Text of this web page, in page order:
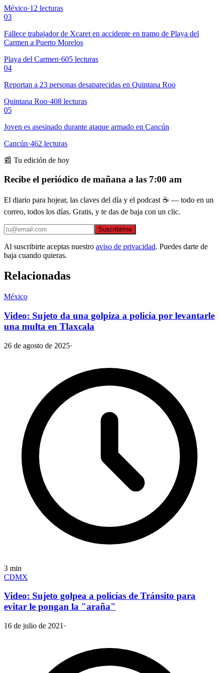
México·12 lecturas
03
Fallece trabajador de Xcaret en accidente en tramo de Playa del
Carmen a Puerto Morelos
Playa del Carmen·605 lecturas
04
Reportan a 23 personas desaparecidas en Quintana Roo
Quintana Roo·408 lecturas
05
Joven es asesinado durante ataque armado en Cancún
Cancún·462 lecturas
📰 Tu edición de hoy
Recibe el periódico de mañana a las 7:00 am
El diario para hojear, las claves del día y el podcast ☕ — todo en un
correo, todos los días. Gratis, y te das de baja con un clic.
Suscribirme
Al suscribirte aceptas nuestro aviso de privacidad. Puedes darte de
baja cuando quieras.
Relacionadas
México
Video: Sujeto da una golpiza a policía por levantarle
una multa en Tlaxcala
26 de agosto de 2025·
3 min
CDMX
Video: Sujeto golpea a policías de Tránsito para
evitar le pongan la "araña"
16 de julio de 2021 ·